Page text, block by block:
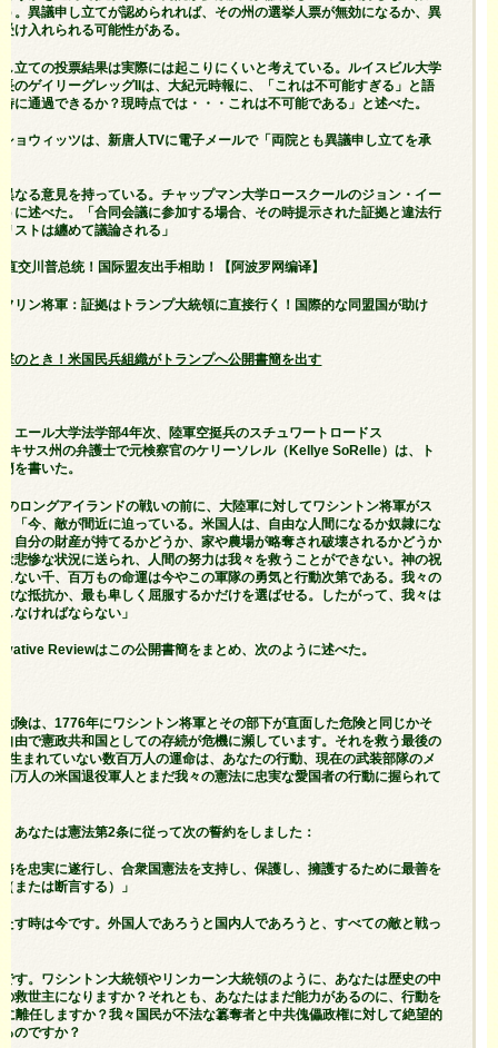
。異議申し立てが認められれば、その州の選挙人票が無効になるか、異
け入れられる可能性がある。
立ての投票結果は実際には起こりにくいと考えている。ルイスビル大学
のゲイリーグレッグIIは、大紀元時報に、「これは不可能すぎる」と語
に通過できるか？現時点では・・・これは不可能である」と述べた。
ョウィッツは、新唐人TVに電子メールで「両院とも異議申し立てを承
なる意見を持っている。チャップマン大学ロースクールのジョン・イー
に述べた。「合同会議に参加する場合、その時提示された証拠と違法行
ストは纏めて議論される」
交川普总统！国际盟友出手相助！【阿波罗网编译】
リン将軍：証拠はトランプ大統領に直接行く！国際的な同盟国が助け
のとき！米国民兵組織がトランプへ公開書簡を出す
エール大学法学部4年次、陸軍空挺兵のスチュワートロードス
キサス州の弁護士で元検察官のケリーソレル（Kellye SoRelle）は、ト
を書いた。
ロングアイランドの戦いの前に、大陸軍に対してワシントン将軍がス
「今、敵が間近に迫っている。米国人は、自由な人間になるか奴隷にな
自分の財産が持てるかどうか、家や農場が略奪され破壊されるかどうか
悲惨な状況に送られ、人間の努力は我々を救うことができない。神の祝
ない千、百万もの命運は今やこの軍隊の勇気と行動次第である。我々の
な抵抗か、最も卑しく屈服するかだけを選ばせる。したがって、我々は
なければならない」
Reviewはこの公開書簡をまとめ、次のように述べた。
険は、1776年にワシントン将軍とその部下が直面した危険と同じかそ
由で憲政共和国としての存続が危機に瀕しています。それを救う最後の
生まれていない数百万人の運命は、あなたの行動、現在の武装部隊のメ
万人の米国退役軍人とまだ我々の憲法に忠実な愛国者の行動に握られて
あなたは憲法第2条に従って次の誓約をしました：
を忠実に遂行し、合衆国憲法を支持し、保護し、擁護するために最善を
または断言する）」
す時は今です。外国人であろうと国内人であろうと、すべての敵と戦っ
す。ワシントン大統領やリンカーン大統領のように、あなたは歴史の中
救世主になりますか？それとも、あなたはまだ能力があるのに、行動を
離任しますか？我々国民が不法な簒奪者と中共傀儡政権に対して絶望的
のですか？